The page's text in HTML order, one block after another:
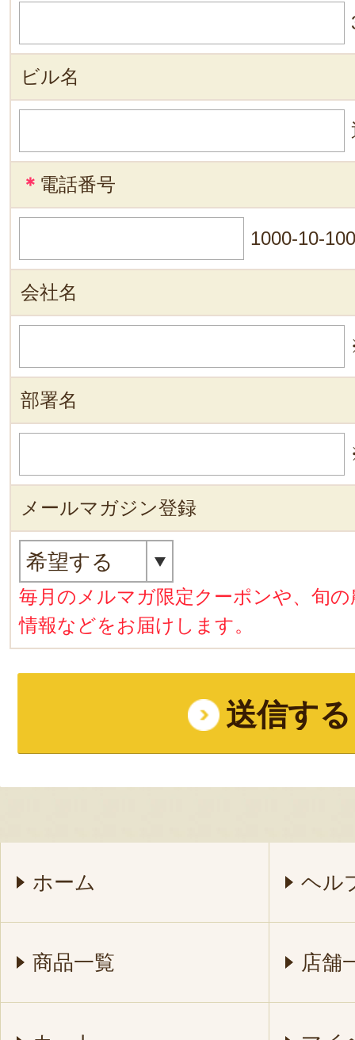
ビル名
＊ 電話番号
1000-10-
会社名
部署名
メールマガジン登録
毎月のメルマガ限定クーポンや、旬
情報などをお届けします。
ホーム ヘル
商品一覧 店舗